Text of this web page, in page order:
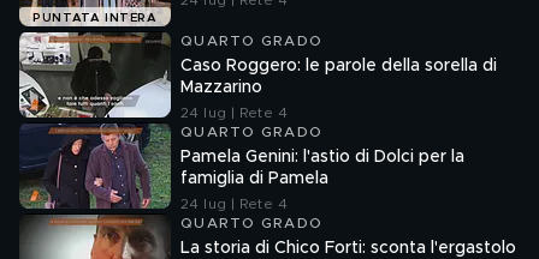
PUNTATA INTERA
QUARTO GRADO
Caso Roggero: le parole della sorella di
Mazzarino
24 lug | Rete 4
QUARTO GRADO
Pamela Genini: l'astio di Dolci per la
famiglia di Pamela
24 lug | Rete 4
QUARTO GRADO
La storia di Chico Forti: sconta l'ergastolo